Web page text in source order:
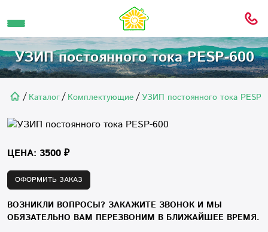
УЗИП постоянного тока PESP-600
/ Каталог/ Комплектующие /УЗИП постоянного тока PESP-
ЦЕНА: 3500 ₽
ОФОРМИТЬ ЗАКАЗ
ВОЗНИКЛИ ВОПРОСЫ? ЗАКАЖИТЕ ЗВОНОК И МЫ
ОБЯЗАТЕЛЬНО ВАМ ПЕРЕЗВОНИМ В БЛИЖАЙШЕЕ ВРЕМЯ.